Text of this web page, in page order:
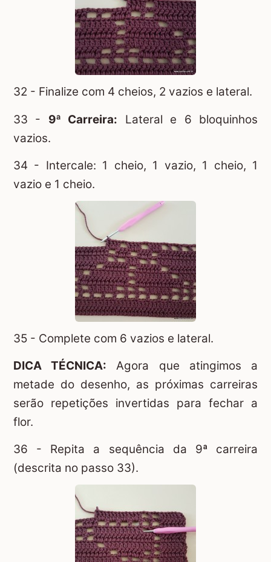
32 - Finalize com 4 cheios, 2 vazios e lateral.
33 - 9ª Carreira: Lateral e 6 bloquinhos
vazios.
34 - Intercale: 1 cheio, 1 vazio, 1 cheio, 1
vazio e 1 cheio.
35 - Complete com 6 vazios e lateral.
DICA TÉCNICA: Agora que atingimos a
metade do desenho, as próximas carreiras
serão repetições invertidas para fechar a
flor.
36 - Repita a sequência da 9ª carreira
(descrita no passo 33).